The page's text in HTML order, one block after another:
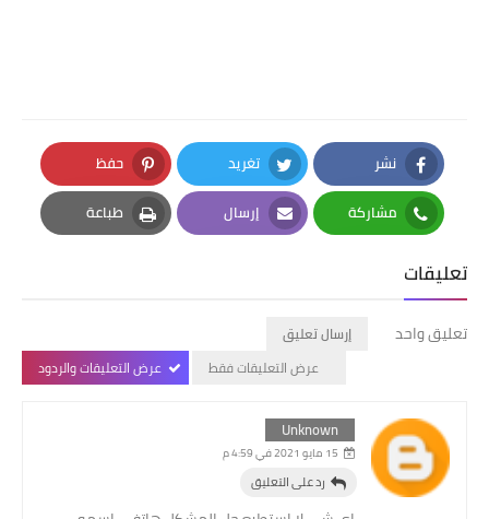
نشر
Facebook
تغريد
Twitter
حفظ
Pinterest
مشاركة
Whatsapp
إرسال
Email
طباعة
Print
تعليقات
تعليق واحد
إرسال تعليق
عرض التعليقات فقط
عرض التعليقات والردود
Unknown
15 مايو 2021 في 4:59 م
رد على التعليق